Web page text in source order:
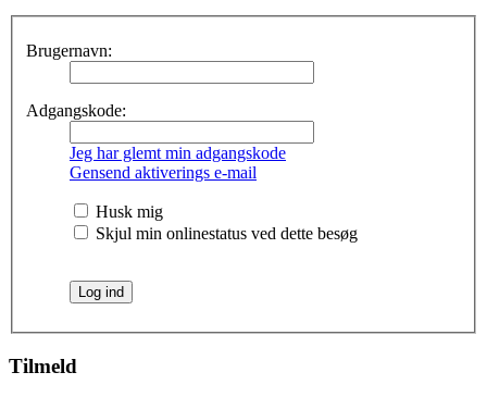
Brugernavn:
Adgangskode:
Jeg har glemt min adgangskode
Gensend aktiverings e-mail
Husk mig
Skjul min onlinestatus ved dette besøg
Tilmeld